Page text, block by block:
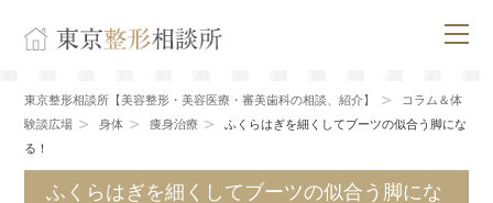
東京整形相談所【美容整形・美容医療・審美歯科の相談、紹介】
コラム＆体
験談広場
身体 痩身治療
ふくらはぎを細くしてブーツの似合う脚にな
る！
ふくらはぎを細くしてブーツの似合う脚にな